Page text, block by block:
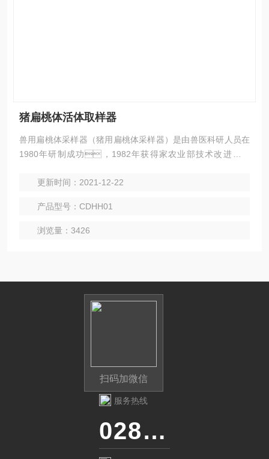
猪扁桃体活体取样器
兽用扁桃体采样器（猪用扁桃体采样器）是由兽医科研人员在
1980年研制成功，1982年获得家农业部技术改进二等
织，供兽医科研、检疫、猪场净化等使
更新时间：2021-12-22
产品型号：CDHH01
浏览量：3426
扫码加微信
服务热线
028-87741718